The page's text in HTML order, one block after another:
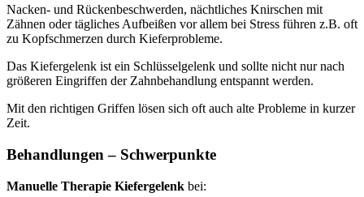
Nacken- und Rückenbeschwerden, nächtliches Knirschen mit
Zähnen oder tägliches Aufbeißen vor allem bei Stress führen z.B. oft
zu Kopfschmerzen durch Kieferprobleme.
Das Kiefergelenk ist ein Schlüsselgelenk und sollte nicht nur nach
größeren Eingriffen der Zahnbehandlung entspannt werden.
Mit den richtigen Griffen lösen sich oft auch alte Probleme in kurzer
Zeit.
Behandlungen – Schwerpunkte
Manuelle Therapie Kiefergelenk bei: